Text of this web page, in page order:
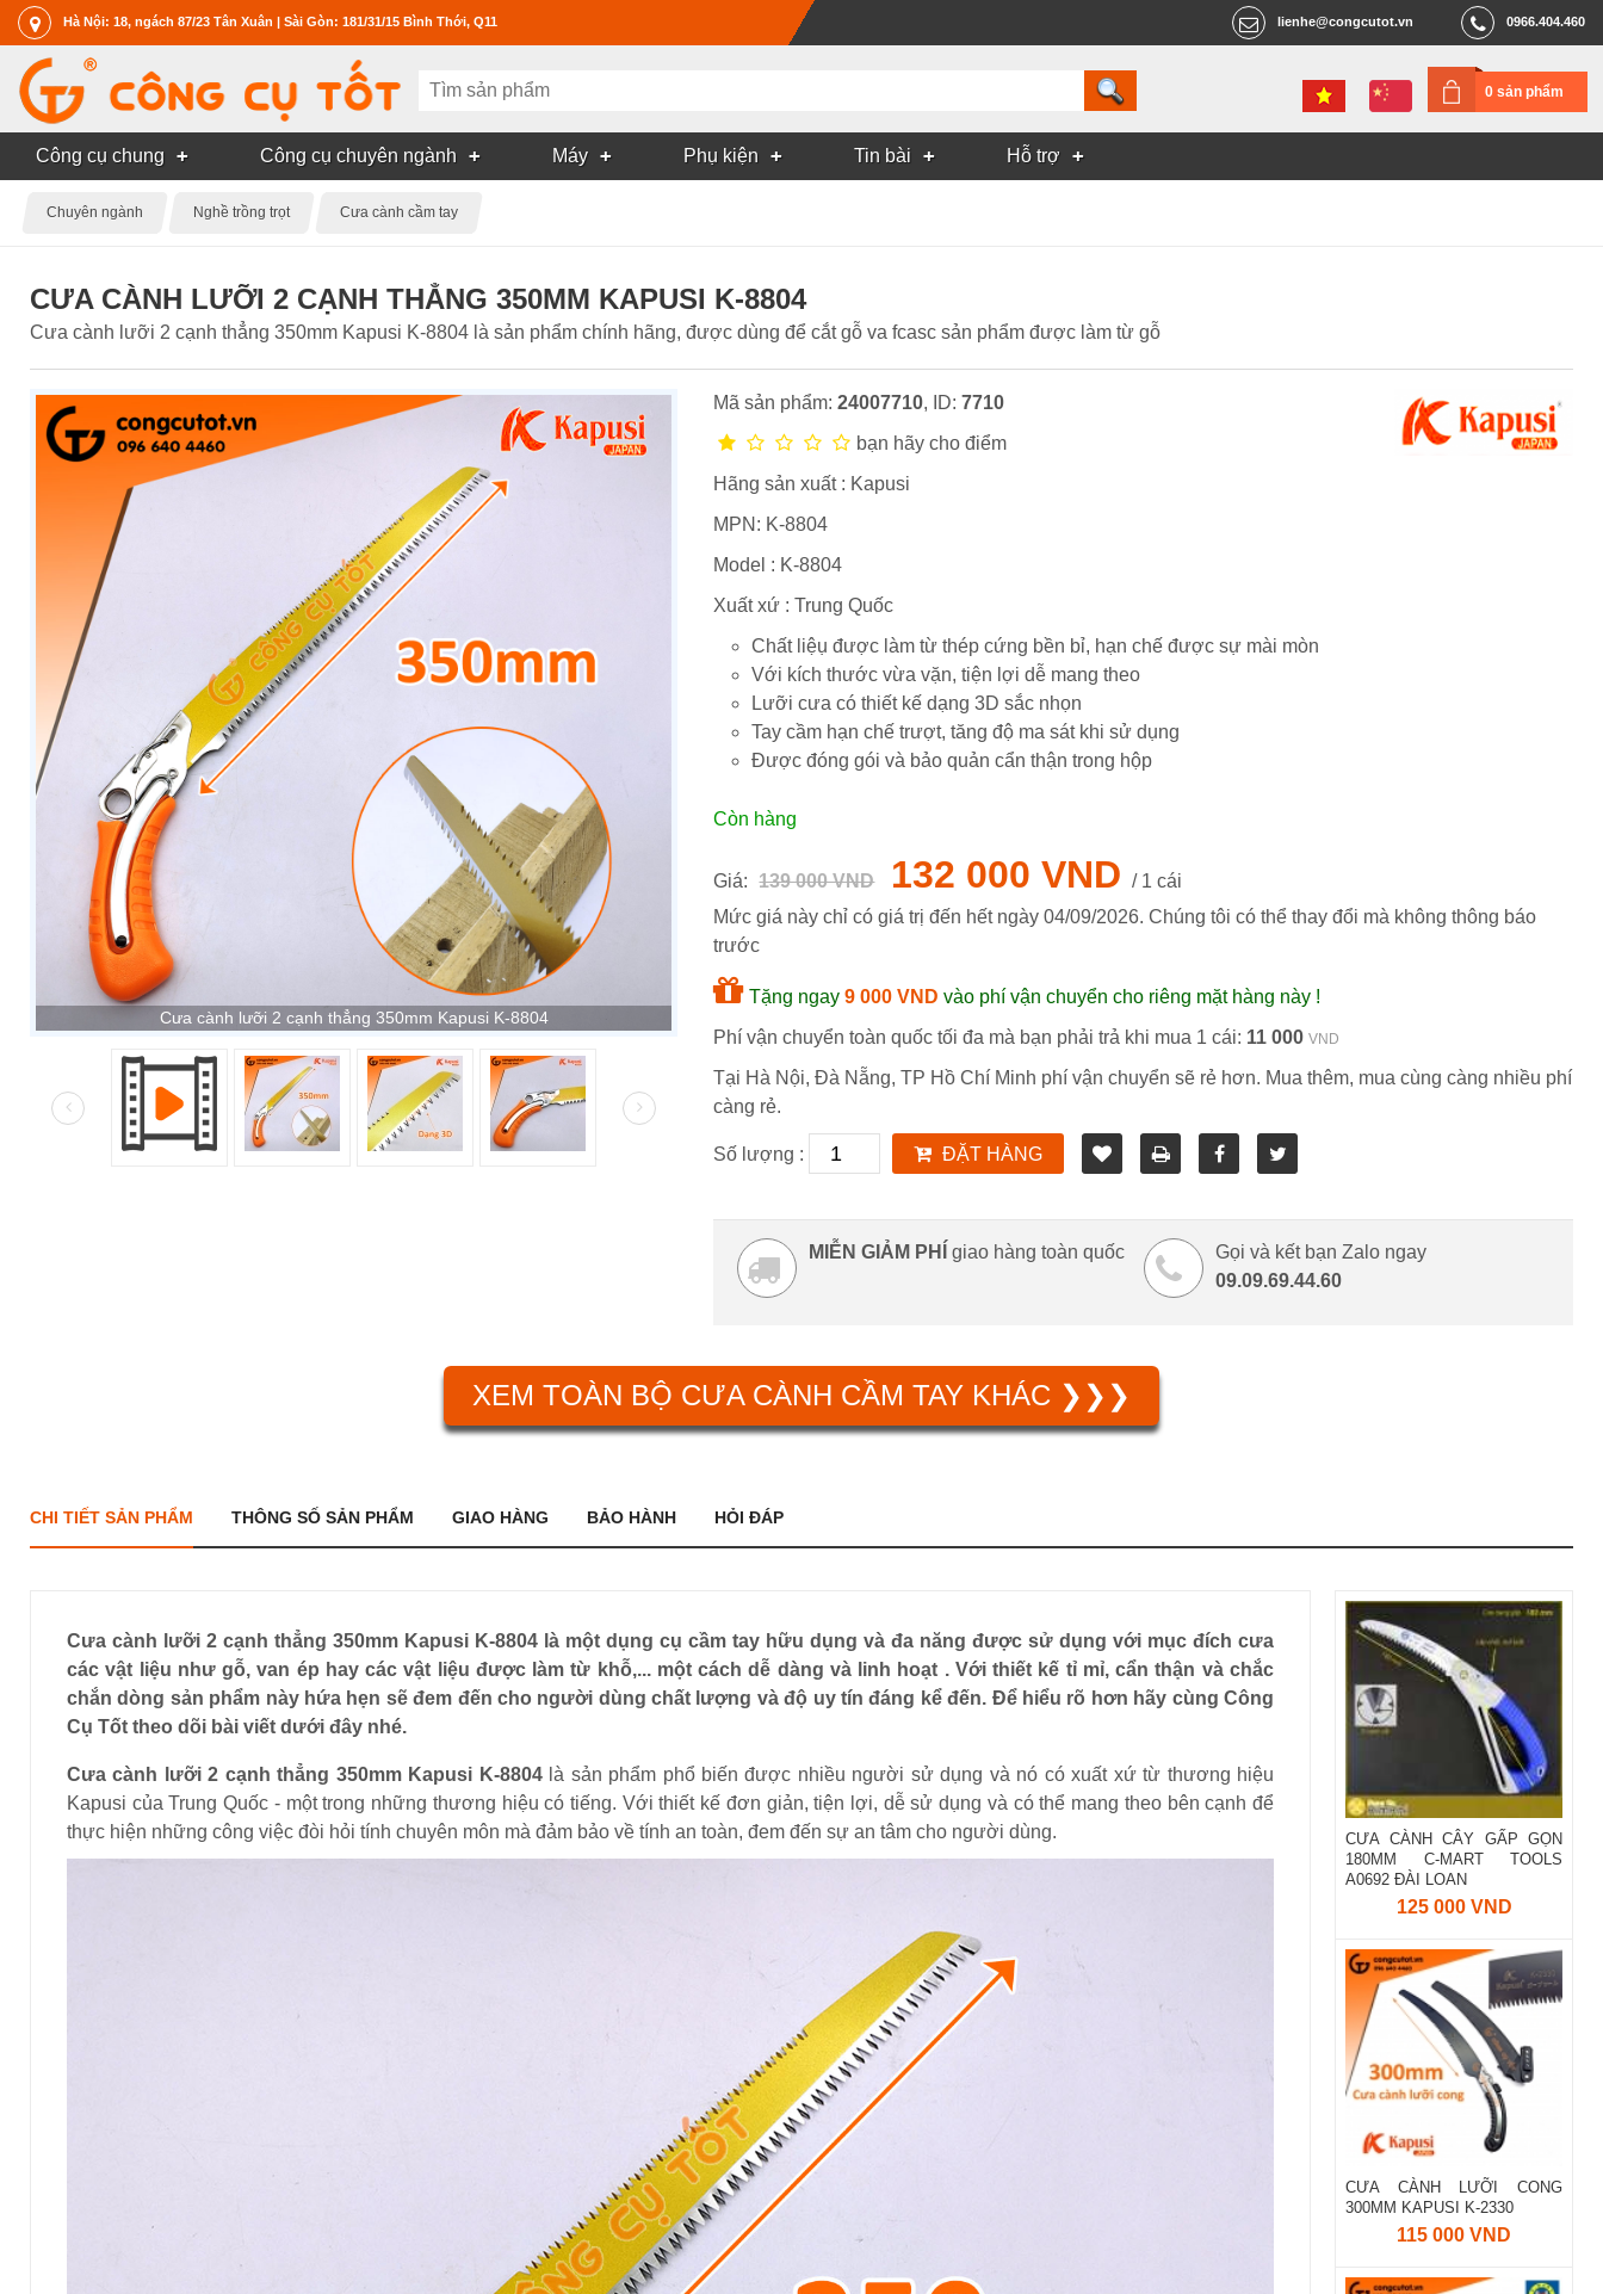
Hà Nội: 18, ngách 87/23 Tân Xuân | Sài Gòn: 181/31/15 Bình Thới, Q11 0966.404.460
lienhe@congcutot.vn
0 sản phẩm
Công cụ chung Công cụ chuyên ngành Máy Phụ kiện Tin bài Hỗ trợ
Chuyên ngành Nghề trồng trọt Cưa cành cầm tay
CƯA CÀNH LƯỠI 2 CẠNH THẲNG 350MM KAPUSI K-8804
Cưa cành lưỡi 2 cạnh thẳng 350mm Kapusi K-8804 là sản phẩm chính hãng, được dùng để cắt gỗ va fcasc sản phẩm được làm từ gỗ
Cưa cành lưỡi 2 cạnh thẳng 350mm Kapusi K-8804
Mã sản phẩm:24007710, ID:7710
bạn hãy cho điểm
Hãng sản xuất : Kapusi
MPN: K-8804
Model : K-8804
Xuất xứ : Trung Quốc
Chất liệụ được làm từ thép cứng bền bỉ, hạn chế được sự mài mòn
Với kích thước vừa vặn, tiện lợi dễ mang theo
Lưỡi cưa có thiết kế dạng 3D sắc nhọn
Tay cầm hạn chế trượt, tăng độ ma sát khi sử dụng
Được đóng gói và bảo quản cẩn thận trong hộp
Còn hàng
Giá: 139 000 VND 132 000 VND
/ 1 cái
Mức giá này chỉ có giá trị đến hết ngày04/09/2026. Chúng tôi có thể thay đổi mà không thông báo
trước
Tặng ngay9 000 VND vào phí vận chuyển cho riêng mặt hàng này !
Phí vận chuyển toàn quốc tối đa mà bạn phải trả khi mua 1 cái: 11 000 VND
Tại Hà Nội, Đà Nẵng, TP Hồ Chí Minh phí vận chuyển sẽ rẻ hơn. Mua thêm, mua cùng càng nhiều phí
càng rẻ.
Số lượng : ĐẶT HÀNG
MIỄN GIẢM PHÍ giao hàng toàn quốc
Gọi và kết bạn Zalo ngay
09.09.69.44.60
XEM TOÀN BỘ CƯA CÀNH CẦM TAY KHÁC ❯❯❯
CHI TIẾT SẢN PHẨM THÔNG SỐ SẢN PHẨM GIAO HÀNG BẢO HÀNH HỎI ĐÁP
Cưa cành lưỡi 2 cạnh thẳng 350mm Kapusi K-8804 là một dụng cụ cầm tay hữu dụng và đa năng được sử dụng với mục đích cưa
các vật liệu như gỗ, van ép hay các vật liệu được làm từ khỗ,... một cách dễ dàng và linh hoạt . Với thiết kế tỉ mỉ, cẩn thận và chắc
chắn dòng sản phẩm này hứa hẹn sẽ đem đến cho người dùng chất lượng và độ uy tín đáng kể đến. Để hiểu rõ hơn hãy cùng Công
Cụ Tốt theo dõi bài viết dưới đây nhé.
Cưa cành lưỡi 2 cạnh thẳng 350mm Kapusi K-8804là sản phẩm phổ biến được nhiều người sử dụng và nó có xuất xứ từ thương hiệu
Kapusi của Trung Quốc - một trong những thương hiệu có tiếng. Với thiết kế đơn giản, tiện lợi, dễ sử dụng và có thể mang theo bên cạnh để
thực hiện những công việc đòi hỏi tính chuyên môn mà đảm bảo về tính an toàn, đem đến sự an tâm cho người dùng.
CƯA CÀNH CÂY GẤP GỌN
180MM C-MART TOOLS
A0692 ĐÀI LOAN
125 000 VND
CƯA CÀNH LƯỠI CONG
300MM KAPUSI K-2330
115 000 VND